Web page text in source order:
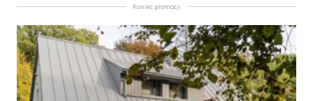
Koniec promocji